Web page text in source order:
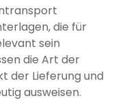
die für
sein
die Art der
der Lieferung und
ausweisen.